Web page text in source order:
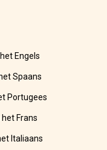
Engels
Spaans
Portugees
Frans
Italiaans